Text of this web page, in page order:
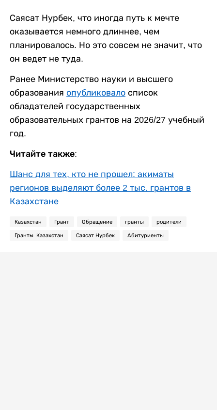
Саясат Нурбек, что иногда путь к мечте
оказывается немного длиннее, чем
планировалось. Но это совсем не значит, что
он ведет не туда.
Ранее Министерство науки и высшего
образования опубликовало список
обладателей государственных
образовательных грантов на 2026/27 учебный
год.
Читайте также:
Шанс для тех, кто не прошел: акиматы
регионов выделяют более 2 тыс. грантов в
Казахстане
Казахстан Грант Обращение гранты родители
Гранты. Казахстан Саясат Нурбек Абитуриенты